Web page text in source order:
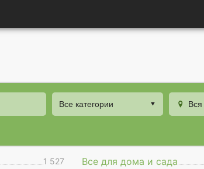
Все категории Вся
1 527 Все для дома и сада